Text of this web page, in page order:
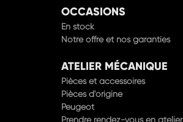
OCCASIONS
En stock
Notre offre et nos garanties
ATELIER MÉCANIQUE
Pièces et accessoires
Pièces d'origine
Peugeot
Prendre rendez-vous en atelier